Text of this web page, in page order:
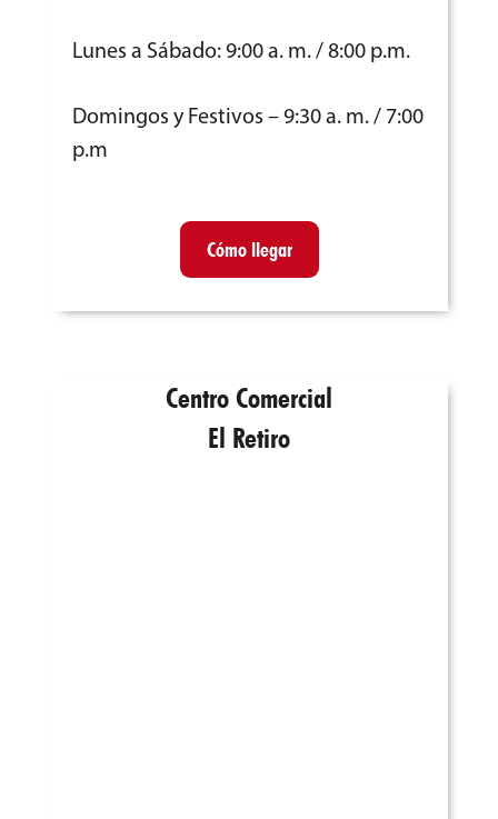
Lunes a Sábado: 9:00 a. m. / 8:00 p.m.
Domingos y Festivos – 9:30 a. m. / 7:00
p.m
Cómo llegar
Centro Comercial
El Retiro